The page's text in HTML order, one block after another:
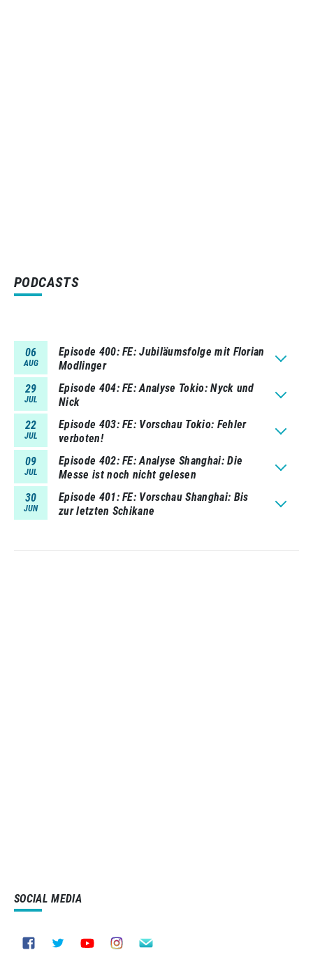
PODCASTS
06
AUG
Episode 400 FE: Jubiläumsfolge mit Florian
Modlinger
29
JUL
Episode 404 FE: Analyse Tokio: Nyck und
Nick
22
JUL
Episode 403 FE: Vorschau Tokio: Fehler
verboten!
09
JUL
Episode 402 FE: Analyse Shanghai: Die
Messe ist noch nicht gelesen
30
JUN
Episode 401 FE: Vorschau Shanghai: Bis
zur letzten Schikane
SOCIAL MEDIA